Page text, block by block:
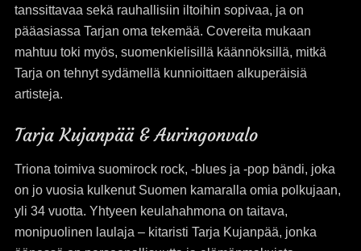
tanssittavaa sekä rauhallisiin iltoihin sopivaa, ja on
pääasiassa Tarjan oma tekemää. Covereita mukaan
mahtuu toki myös, suomenkielisillä käännöksillä, mitkä
Tarja on tehnyt sydämellä kunnioittaen alkuperäisiä
artisteja.
Tarja Kujanpää & Auringonvalo
Triona toimiva suomirock rock, -blues ja -pop bändi, joka
on jo vuosia kulkenut Suomen kamaralla omia polkujaan,
yli 34 vuotta. Yhtyeen keulahahmona on taitava,
monipuolinen laulaja – kitaristi Tarja Kujanpää, jonka